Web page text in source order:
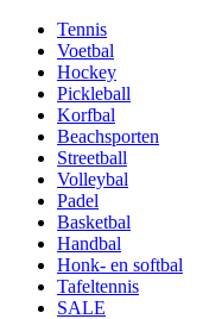
Tennis
Voetbal
Hockey
Pickleball
Korfbal
Beachsporten
Streetball
Volleybal
Padel
Basketbal
Handbal
Honk- en softbal
Tafeltennis
SALE